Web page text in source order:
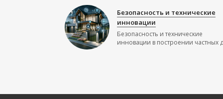
Безопасность и технические
инновации
Безопасность и технические
инновации в построении частных